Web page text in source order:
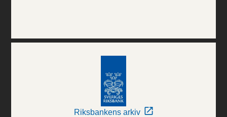
Riksbankens arkiv